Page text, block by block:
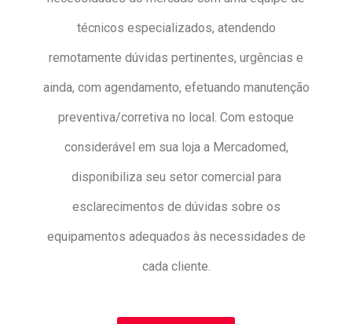
técnicos especializados, atendendo
remotamente dúvidas pertinentes, urgências e
ainda, com agendamento, efetuando manutenção
preventiva/corretiva no local. Com estoque
considerável em sua loja a Mercadomed,
disponibiliza seu setor comercial para
esclarecimentos de dúvidas sobre os
equipamentos adequados às necessidades de
cada cliente.